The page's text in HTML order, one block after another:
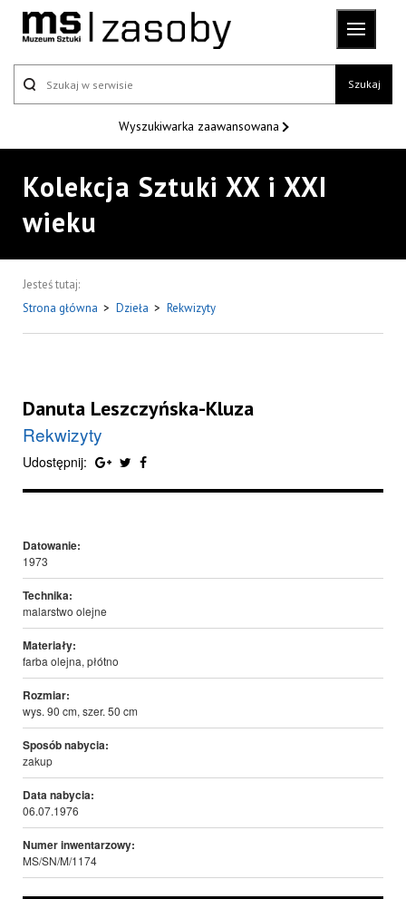
Szukaj
Wyszukiwarka zaawansowana
Kolekcja Sztuki XX i XXI
wieku
Jesteś tutaj:
Strona główna > Dzieła > Rekwizyty
Danuta Leszczyńska-Kluza
Rekwizyty
Udostępnij:
Datowanie:
1973
Technika:
malarstwo olejne
Materiały:
farba olejna, płótno
Rozmiar:
wys. 90 cm, szer. 50 cm
Sposób nabycia:
zakup
Data nabycia:
06.07.1976
Numer inwentarzowy:
MS/SN/M/1174